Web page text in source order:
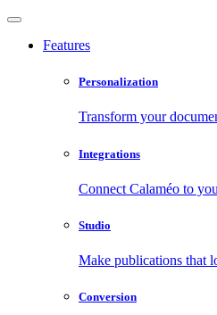
Features
Personalization
Transform your
Integrations
Connect Calaméo to
Studio
Make publications that
Conversion